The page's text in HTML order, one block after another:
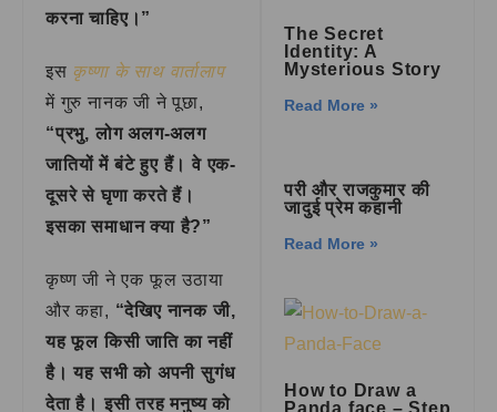
करना चाहिए।”
इस कृष्णा के साथ वार्तालाप
में गुरु नानक जी ने पूछा,
“प्रभु, लोग अलग-अलग
जातियों में बंटे हुए हैं। वे एक-
दूसरे से घृणा करते हैं।
इसका समाधान क्या है?”
कृष्ण जी ने एक फूल उठाया
और कहा, “देखिए नानक जी,
यह फूल किसी जाति का नहीं
है। यह सभी को अपनी सुगंध
देता है। इसी तरह मनुष्य को
The Secret
Identity: A
Mysterious Story
Read More »
परी और राजकुमार की
जादुई प्रेम कहानी
Read More »
How to Draw a
Panda face – Step